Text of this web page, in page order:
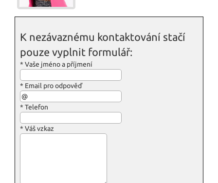
K nezávaznému kontaktování stačí
pouze vyplnit formulář:
* Vaše jméno a příjmení
* Email pro odpověď
* Telefon
* Váš vzkaz